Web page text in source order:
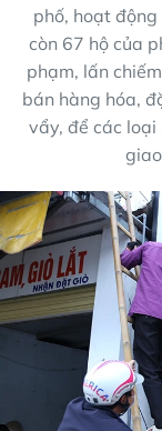
phố, hoạt
còn 67 hộ của
phạm, lấn
bán hàng hóa,
vẩy, để các